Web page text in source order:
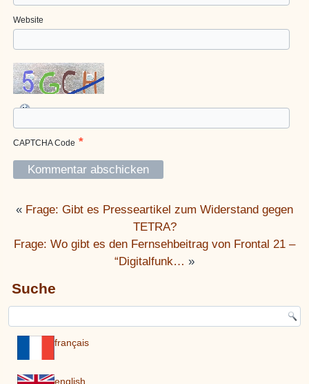
Website
CAPTCHA Code *
« Frage: Gibt es Presseartikel zum Widerstand gegen
TETRA?
Frage: Wo gibt es den Fernsehbeitrag von Frontal 21 –
“Digitalfunk… »
Suche
français
english